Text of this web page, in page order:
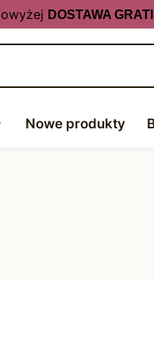
DOSTAWA
Nowe produkty